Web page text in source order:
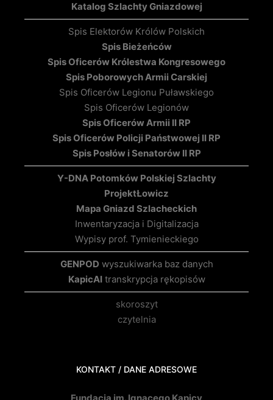
Katalog Szlachty Gniazdowej
Spis Elektorów Królów Polskich
Spis Bieżeńców
Spis Oficerów Królestwa Kongresowego
Spis Poborowych Armii Carskiej
Spis Oficerów Legionu Puławskiego
Spis Oficerów Legionów
Spis Oficerów Armii II RP
Spis Oficerów Policji Państwowej II RP
Spis Posłów i Senatorów II RP
Y-DNA Potomków Polskiej Szlachty
ProjektŁowicz
Mapa Gniazd Szlacheckich
Inwentaryzacja i Digitalizacja
Wypisy prof. Tymienieckiego
GENPOD wyszukiwarka baz danych
KapicAItranskrypcja rękopisów
skoroszyt
czytelnia
KONTAKT / DANE ADRESOWE